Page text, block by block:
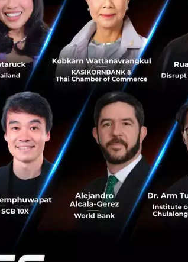
าที่บริหารและกรรมการผู้จัดการใหญ่ ปตท.
คลากรของ ปตท.ที่เข้าร่วมแข่งขันจำนวน 30
ด้แก่
นเครือน้ำมั